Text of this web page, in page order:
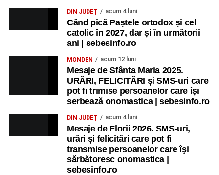
DIN JUDEȚ acum 4 luni
Când pică Paștele ortodox și cel
catolic în 2027, dar și în următorii
ani | sebesinfo.ro
MONDEN acum 12 luni
Mesaje de Sfânta Maria 2025.
URĂRI, FELICITĂRI și SMS-uri care
pot fi trimise persoanelor care își
serbează onomastica | sebesinfo.ro
DIN JUDEȚ acum 4 luni
Mesaje de Florii 2026. SMS-uri,
urări și felicitări care pot fi
transmise persoanelor care îşi
sărbătoresc onomastica |
sebesinfo.ro